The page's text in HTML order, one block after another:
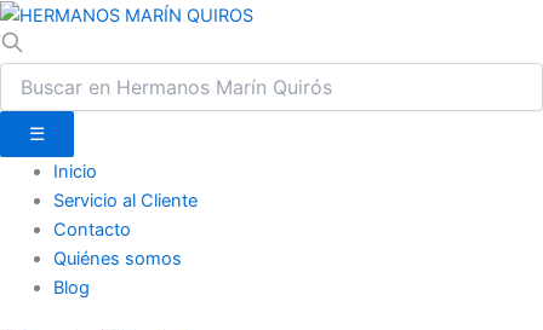
☰
Inicio
Servicio al Cliente
Contacto
Quiénes somos
Blog